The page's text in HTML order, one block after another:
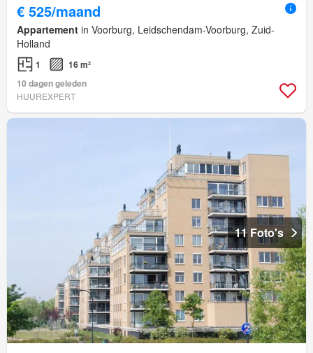
€ 525/maand
Appartement in Voorburg, Leidschendam-Voorburg, Zuid-
Holland
1
16 m²
10 dagen geleden
HUUREXPERT
11 Foto's